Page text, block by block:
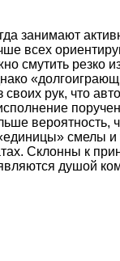
занимают
всех
смутить резко
рук, что
смелы и
Склонны к
душой